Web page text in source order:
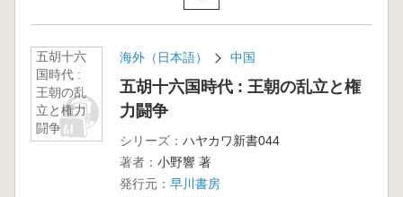
五胡十六
国時代 :
王朝の乱
立と権力
闘争
海外（日本語） 中国
五胡十六国時代 : 王朝の乱立と権
力闘争
シリーズ： ハヤカワ新書044
著者： 小野響 著
発行元： 早川書房